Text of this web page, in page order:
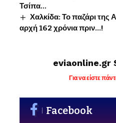
Τσίπα…
Χαλκίδα: Το παζάρι της
αρχή 162 χρόνια πριν…!
eviaonline.gr
Για να είστε
Facebook